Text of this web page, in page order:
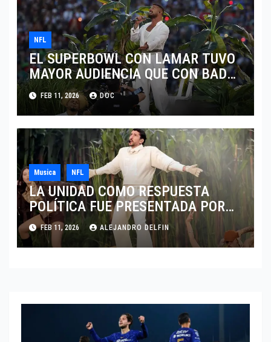
NFL
EL SUPERBOWL CON LAMAR TUVO
MAYOR AUDIENCIA QUE CON BAD
BUNNY
FEB 11, 2026 DOC
Musica NFL
LA UNIDAD COMO RESPUESTA
POLÍTICA FUE PRESENTADA POR
BAD BUNNY EN EL SUPER BOWL LX
FEB 11, 2026 ALEJANDRO DELFIN